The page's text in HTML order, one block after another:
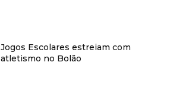
Jogos Escolares estreiam com
atletismo no Bolão